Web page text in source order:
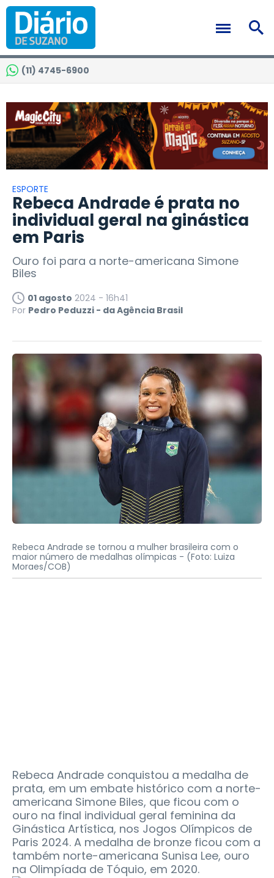
(11) 4745-6900
ESPORTE
Rebeca Andrade é prata no
individual geral na ginástica
em Paris
Ouro foi para a norte-americana Simone
Biles
01 agosto 2024 - 16h41
Por Pedro Peduzzi - da Agência Brasil
Rebeca Andrade se tornou a mulher brasileira com o
maior número de medalhas olímpicas - (Foto: Luiza
Moraes/COB)
Rebeca Andrade conquistou a medalha de
prata, em um embate histórico com a norte-
americana Simone Biles, que ficou com o
ouro na final individual geral feminina da
Ginástica Artística, nos Jogos Olímpicos de
Paris 2024. A medalha de bronze ficou com a
também norte-americana Sunisa Lee, ouro
na Olimpíada de Tóquio, em 2020.